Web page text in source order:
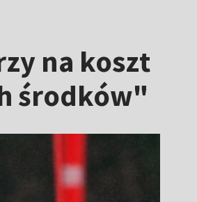
na koszt
środków"